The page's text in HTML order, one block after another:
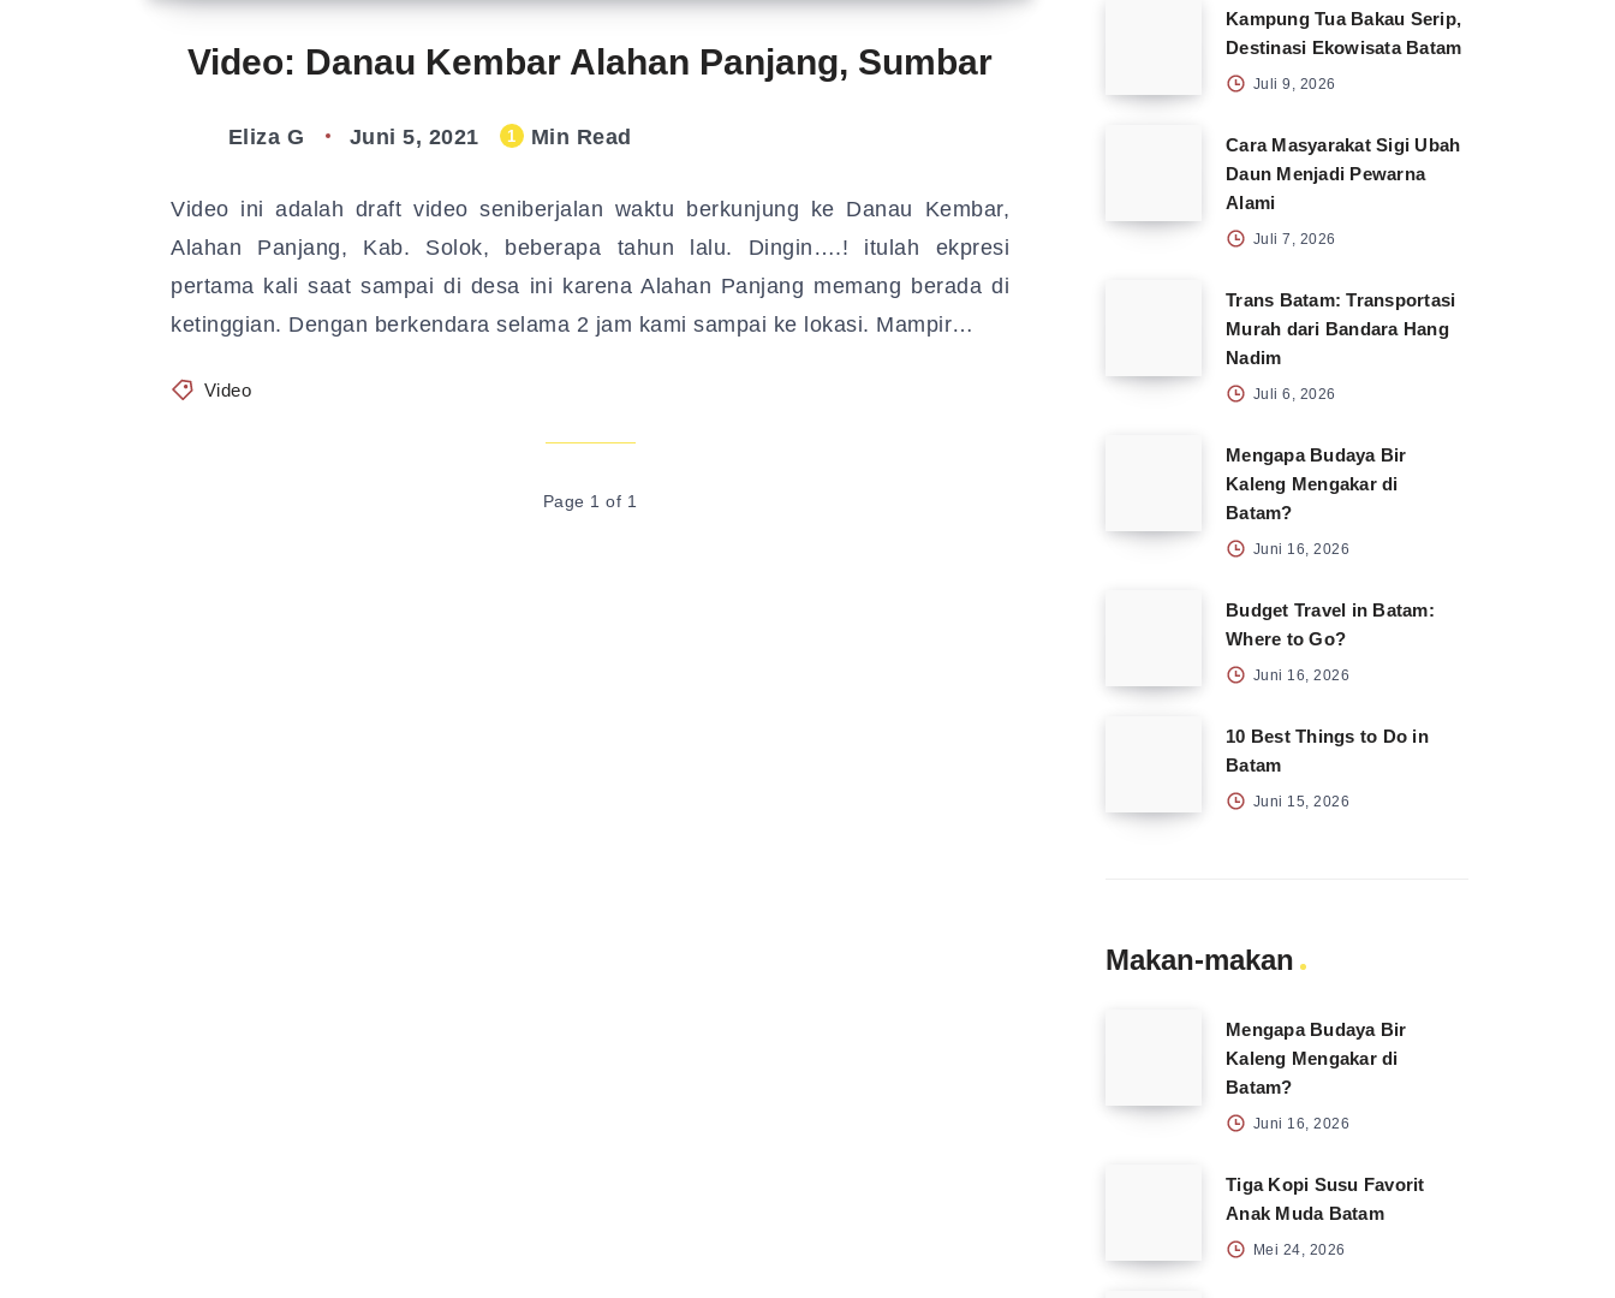
Video: Danau Kembar Alahan Panjang, Sumbar
Eliza G Juni 5, 2021 1 Min Read
Video ini adalah draft video seniberjalan waktu berkunjung ke Danau Kembar,
Alahan Panjang, Kab. Solok, beberapa tahun lalu. Dingin….! itulah ekpresi
pertama kali saat sampai di desa ini karena Alahan Panjang memang berada di
ketinggian. Dengan berkendara selama 2 jam kami sampai ke lokasi. Mampir…
Video
Page 1 of 1
Kampung Tua Bakau Serip,
Destinasi Ekowisata Batam
Juli 9, 2026
Cara Masyarakat Sigi Ubah
Daun Menjadi Pewarna
Alami
Juli 7, 2026
Trans Batam: Transportasi
Murah dari Bandara Hang
Nadim
Juli 6, 2026
Mengapa Budaya Bir
Kaleng Mengakar di
Batam?
Juni 16, 2026
Budget Travel in Batam:
Where to Go?
Juni 16, 2026
10 Best Things to Do in
Batam
Juni 15, 2026
Makan-makan
Mengapa Budaya Bir
Kaleng Mengakar di
Batam?
Juni 16, 2026
Tiga Kopi Susu Favorit
Anak Muda Batam
Mei 24, 2026